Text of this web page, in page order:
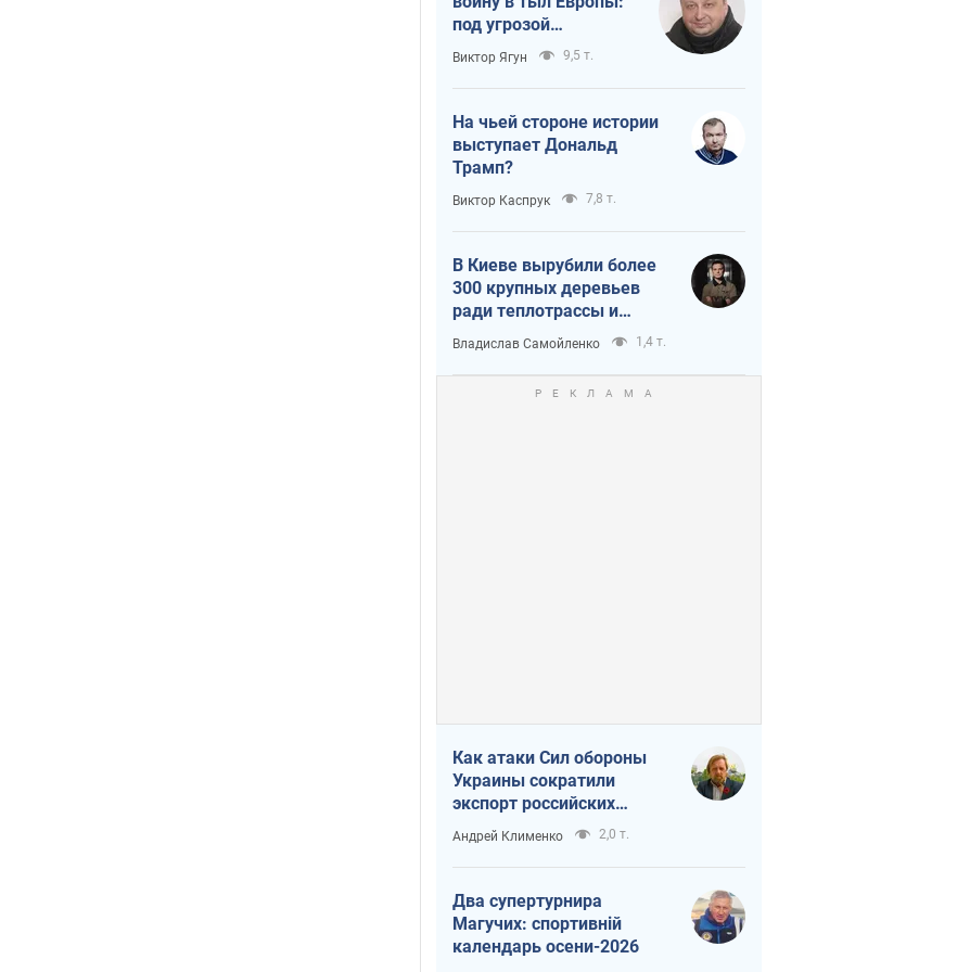
под угрозой
критическая
логистика
Виктор Ягун 9,5 т.
На чьей стороне истории
выступает Дональд
Трамп?
Виктор Каспрук 7,8 т.
В Киеве вырубили более
300 крупных деревьев
ради теплотрассы и
вопреки Генплану
Владислав Самойленко 1,4 т.
Как атаки Сил обороны
Украины сократили
экспорт российских
нефтепродуктов
Андрей Клименко 2,0 т.
Два супертурнира
Магучих: спортивній
календарь осени-2026